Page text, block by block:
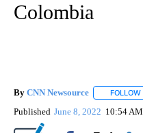
Colombia
By CNN Newsource FOLLOW
Published June 8, 2022 10:54 AM